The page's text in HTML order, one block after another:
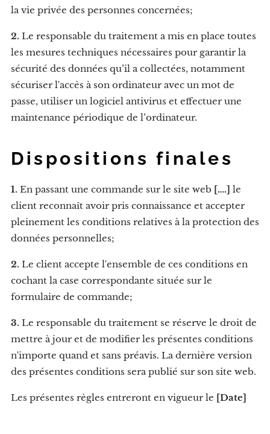
la vie privée des personnes concernées;
2. Le responsable du traitement a mis en place toutes
les mesures techniques nécessaires pour garantir la
sécurité des données qu’il a collectées, notamment
sécuriser l'accès à son ordinateur avec un mot de
passe, utiliser un logiciel antivirus et effectuer une
maintenance périodique de l’ordinateur.
Dispositions finales
1. En passant une commande sur le site web [….] le
client reconnaît avoir pris connaissance et accepter
pleinement les conditions relatives à la protection des
données personnelles;
2. Le client accepte l'ensemble de ces conditions en
cochant la case correspondante située sur le
formulaire de commande;
3. Le responsable du traitement se réserve le droit de
mettre à jour et de modifier les présentes conditions
n'importe quand et sans préavis. La dernière version
des présentes conditions sera publié sur son site web.
Les présentes règles entreront en vigueur le [Date]